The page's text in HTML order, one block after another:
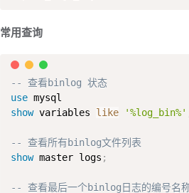
常用查询
-- 查看binlog 状态
use
show variables like '%log_bin%'
-- 查看所有binlog文件列表
show master logs ;
-- 查看最后一个binlog日志的编号名